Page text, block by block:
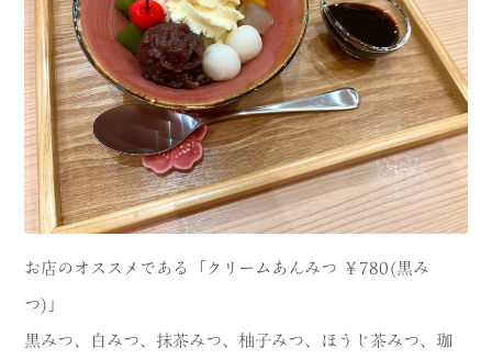
お店のオススメである「クリームあんみつ ￥780(黒み
つ)」
黒みつ、白みつ、抹茶みつ、柚子みつ、ほうじ茶みつ、珈